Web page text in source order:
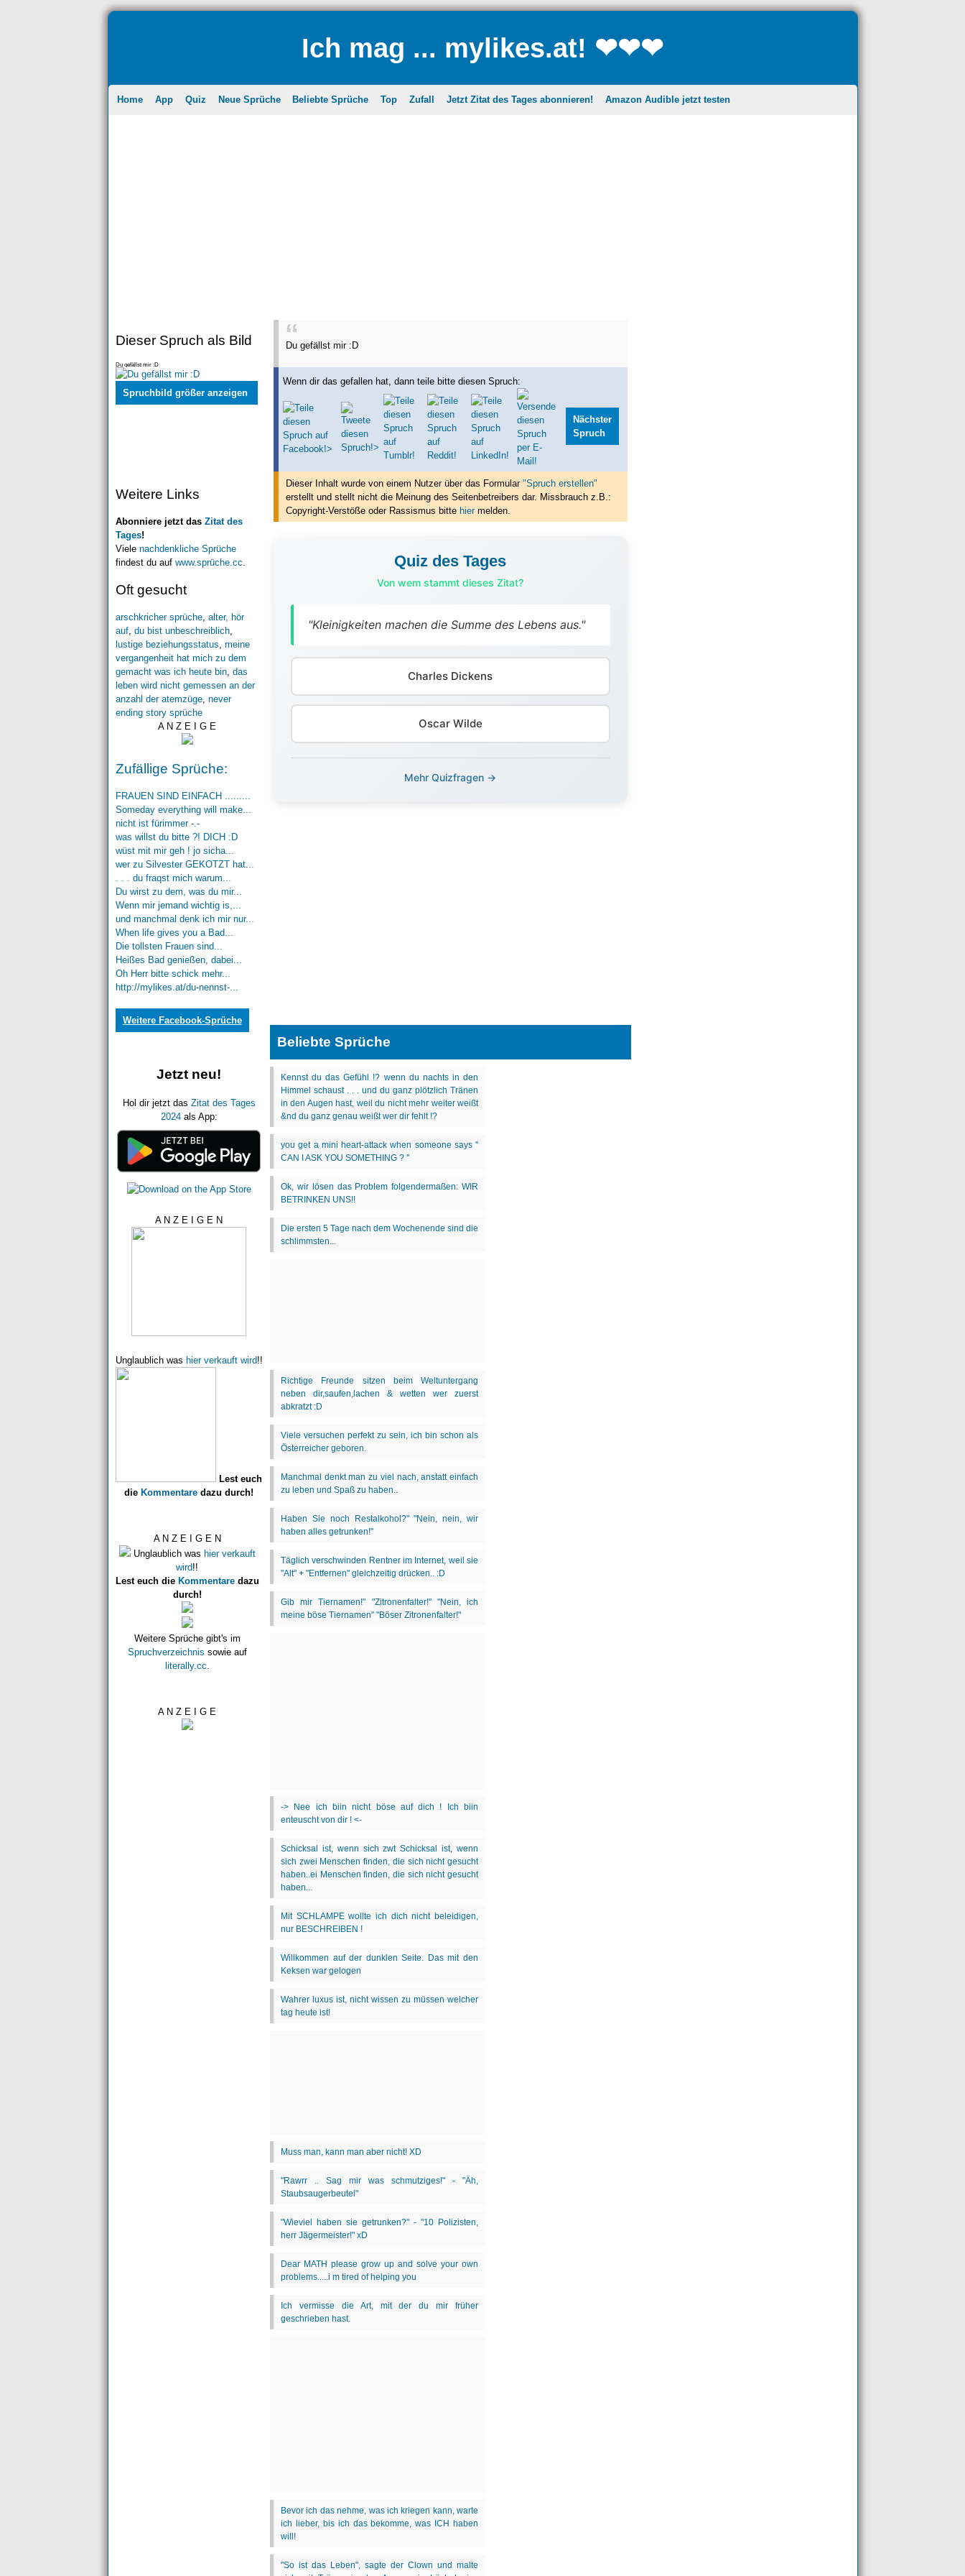
Ich mag ... mylikes.at! ❤❤❤
Home App Quiz Neue Sprüche Beliebte Sprüche Top Zufall Jetzt Zitat des Tages abonnieren! Amazon Audible jetzt testen
Dieser Spruch als Bild
Du gefällst mir :D
Spruchbild größer anzeigen
Weitere Links
Abonniere jetzt das Zitat des
Tages!
Viele nachdenkliche Sprüche
findest du auf www.sprüche.cc
Oft gesucht
arschkricher sprüche, alter, hör
auf, du bist unbeschreiblich,
lustige beziehungsstatus, meine
vergangenheit hat mich zu dem
gemacht was ich heute bin, das
leben wird nicht gemessen an der
anzahl der atemzüge, never
ending story sprüche
A N Z E I G E
Zufällige Sprüche:
FRAUEN SIND EINFACH .........
Someday everything will make...
nicht ist fürimmer -.-
was willst du bitte ?! DICH :D
wüst mit mir geh ! jo sicha...
wer zu Silvester GEKOTZT hat...
. . . du fraqst mich warum...
Du wirst zu dem, was du mir...
Wenn mir jemand wichtig is,...
und manchmal denk ich mir nur...
When life gives you a Bad...
Die tollsten Frauen sind...
Heißes Bad genießen, dabei...
Oh Herr bitte schick mehr...
http://mylikes.at/du-nennst-...
Weitere Facebook-Sprüche
Jetzt neu!
Hol dir jetzt das Zitat des Tages
2024als App:
A N Z E I G E N
Unglaublich was hier verkauft wird!!
Lest euch
die Kommentare dazu durch!
A N Z E I G E N
Unglaublich was hier verkauft
wird!!
Lest euch die Kommentaredazu
durch!
Weitere Sprüche gibt's im
Spruchverzeichnis sowie auf
literally.cc
A N Z E I G E
Du gefällst mir :D
Wenn dir das gefallen hat, dann teile bitte diesen Spruch:
Nächster
Spruch
Dieser Inhalt wurde von einem Nutzer über das Formular "Spruch erstellen"
erstelltund stellt nicht die Meinung des Seitenbetreibers dar. Missbrauch z.B.:
Copyright-Verstöße oder Rassismus bitte hiermelden.
Quiz des Tages
Von wem stammt dieses Zitat?
"Kleinigkeiten machen die Summe des Lebens aus."
Charles Dickens
Oscar Wilde
Mehr Quizfragen →
Beliebte Sprüche